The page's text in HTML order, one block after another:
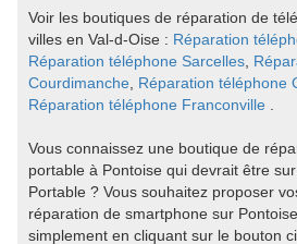
Voir les boutiques de réparation de
villes en Val-d-Oise : Réparation
Réparation téléphone Sarcelles
Courdimanche
Réparation téléphone
Réparation téléphone Franconville
Vous connaissez une boutique de
portable à Pontoise qui devrait être
Portable ? Vous souhaitez proposer
réparation de smartphone sur
simplement en cliquant sur le bouton